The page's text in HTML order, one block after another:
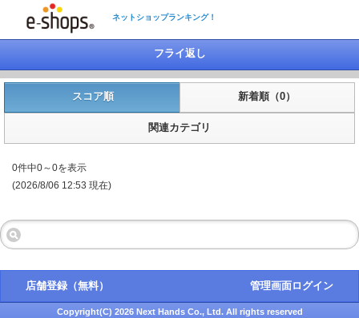
ネットショップランキング！
フライ返し
スコア順 新着順（0）
関連カテゴリ
0件中0～0を表示
(2026/8/06 12:53 現在)
店舗登録（無料） 管理画面ログイン
Copyright(C) 2026 Next Hands Co., Ltd. All rights reserved